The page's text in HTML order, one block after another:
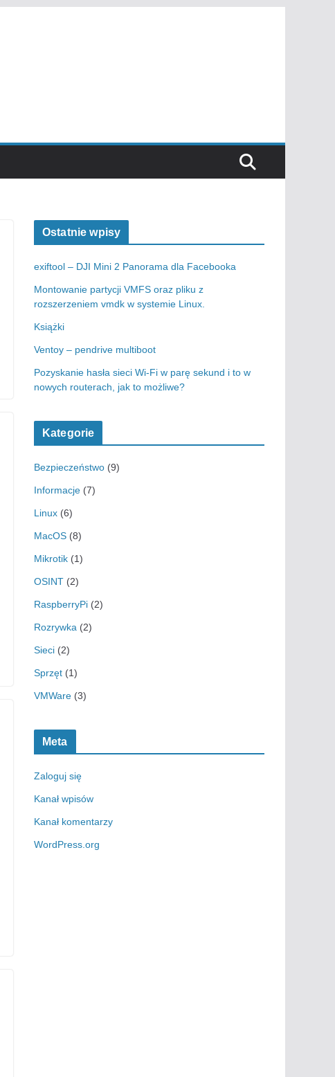
Ostatnie wpisy
exiftool – DJI Mini 2 Panorama dla Facebooka
Montowanie partycji VMFS oraz pliku z
rozszerzeniem vmdk w systemie Linux.
Książki
Ventoy – pendrive multiboot
Pozyskanie hasła sieci Wi-Fi w parę sekund i to w
nowych routerach, jak to możliwe?
Kategorie
Bezpieczeństwo (9)
Informacje (7)
Linux (6)
MacOS (8)
Mikrotik (1)
OSINT (2)
RaspberryPi (2)
Rozrywka (2)
Sieci (2)
Sprzęt (1)
VMWare (3)
Meta
Zaloguj się
Kanał wpisów
Kanał komentarzy
WordPress.org